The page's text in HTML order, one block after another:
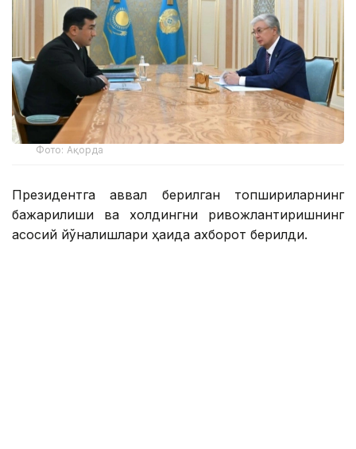
Фото: Ақорда
Президентга аввал берилган топшириқларнинг
бажарилиши ва холдингни ривожлантиришнинг
асосий йўналишлари ҳақида ахборот берилди.